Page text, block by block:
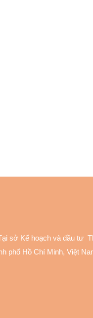
sở Kế hoạch và đầu tư
phố Hồ Chí Minh, Việt